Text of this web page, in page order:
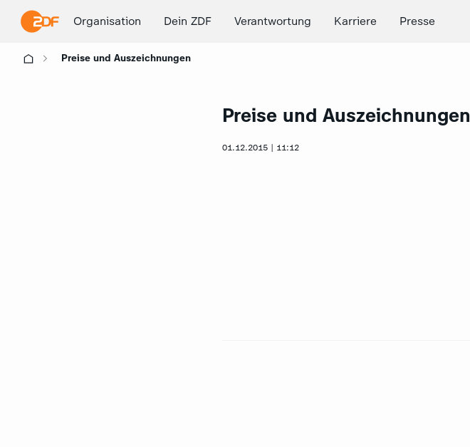
Organisation Dein ZDF Verantwortung Karriere Presse
Preise und Auszeichnungen
Preise und Auszeichnungen
01.12.2015 | 11:12